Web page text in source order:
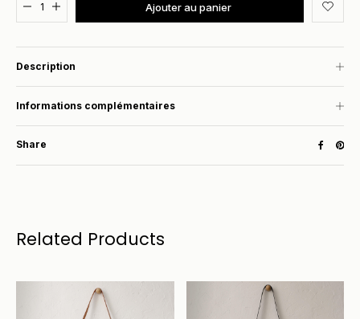
Ajouter au panier
Description
Informations complémentaires
Share
Related Products